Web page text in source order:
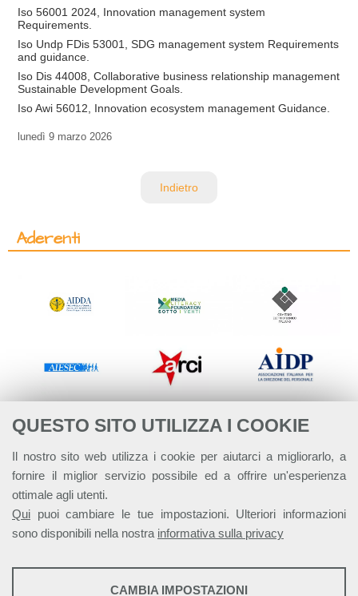
QUESTO SITO UTILIZZA I COOKIE
Il nostro sito web utilizza i cookie per aiutarci a migliorarlo, a
fornire il miglior servizio possibile ed a offrire un'esperienza
ottimale agli utenti.
Qui puoi cambiare le tue impostazioni. Ulteriori informazioni
sono disponibili nella nostra informativa sulla privacy
STATISTICHE
CAMBIA IMPOSTAZIONI
Iso 56001 2024, Innovation management system
Requirements.
Iso Undp FDis 53001, SDG management system Requirements
and guidance.
Iso Dis 44008, Collaborative business relationship management
Sustainable Development Goals.
Iso Awi 56012, Innovation ecosystem management Guidance.
lunedì 9 marzo 2026
Indietro
Aderenti